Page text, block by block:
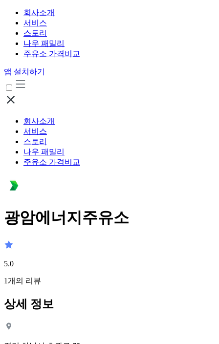
회사소개
서비스
스토리
나우 패밀리
주유소 가격비교
앱 설치하기
회사소개
서비스
스토리
나우 패밀리
주유소 가격비교
광암에너지주유소
5.0
1개의 리뷰
상세 정보